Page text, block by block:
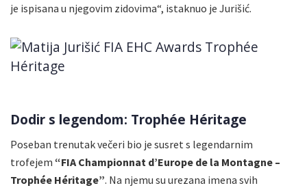
je ispisana u njegovim zidovima“, istaknuo je Jurišić.
Dodir s legendom: Trophée Héritage
Poseban trenutak večeri bio je susret s legendarnim
trofejem “FIA Championnat d’Europe de la Montagne –
Trophée Héritage”. Na njemu su urezana imena svih